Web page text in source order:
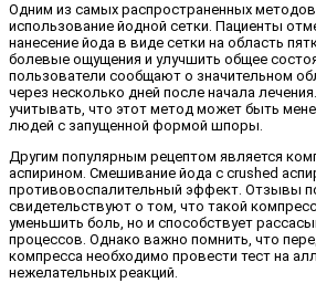
Одним из самых распространенных методов
использование йодной сетки. Пациенты
нанесение йода в виде сетки на область
болевые ощущения и улучшить общее
пользователи сообщают о значительном
через несколько дней после начала
учитывать, что этот метод может быть
людей с запущенной формой шпоры.
Другим популярным рецептом является
аспирином. Смешивание йода с crushed
противовоспалительный эффект. Отзывы
свидетельствуют о том, что такой
уменьшить боль, но и способствует
процессов. Однако важно помнить, что
компресса необходимо провести тест на
нежелательных реакций.